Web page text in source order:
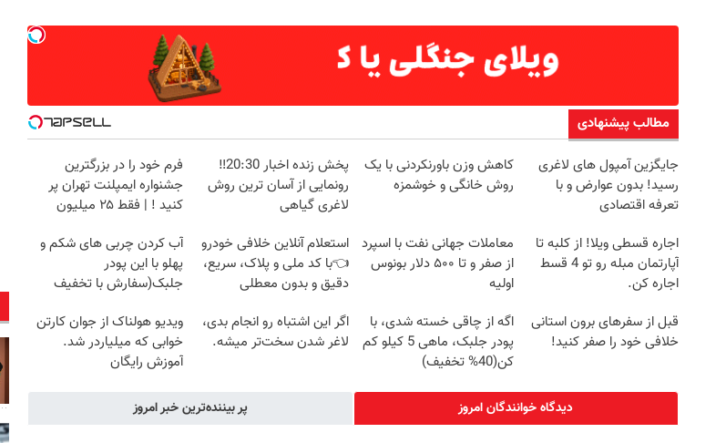
مطالب پیشنهادی
جایگزین آمپول های لاغری
رسید! بدون عوارض و با
تعرفه اقتصادی
کاهش وزن باورنکردنی با یک
روش خانگی و خوشمزه
پخش زنده اخبار 20:30‼️
رونمایی از آسان ترین روش
لاغری گیاهی
فرم خود را در بزرگترین
جشنواره ایمپلنت تهران پر
کنید ! | فقط ۲۵ میلیون
اجاره‌ قسطی ویلا! از کلبه تا
آپارتمان مبله رو تو 4 قسط
اجاره کن.
معاملات جهانی نفت با اسپرد
از صفر و تا ۵۰۰ دلار بونوس
اولیه
استعلام آنلاین خلافی خودرو
👈با کد ملی و پلاک، سریع،
دقیق و بدون معطلی
آب کردن چربی های شکم و
پهلو با این پودر
جلبک(سفارش با تخفیف
قبل از سفرهای برون استانی
خلافی خود را صفر کنید!
اگه از چاقی خسته شدی، با
پودر جلبک، ماهی 5 کیلو کم
کن(40% تخفیف)
اگر این اشتباه رو انجام بدی،
لاغر شدن سخت‌تر میشه.
ویدیو هولناک از جوان کارتن
خوابی که میلیاردر شد.
آموزش رایگان
دیدگاه خوانندگان امروز پر بیننده‌ترین خبر امروز